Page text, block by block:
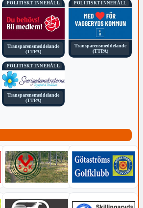
POLITISKT INNEHÅLL
Transparensmeddelande
(TTPA)
POLITISKT INNEHÅLL
Transparensmeddelande
(TTPA)
POLITISKT INNEHÅLL
Transparensmeddelande
(TTPA)